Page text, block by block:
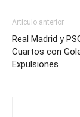
Artículo anterior
Real Madrid y
Cuartos con
Expulsiones